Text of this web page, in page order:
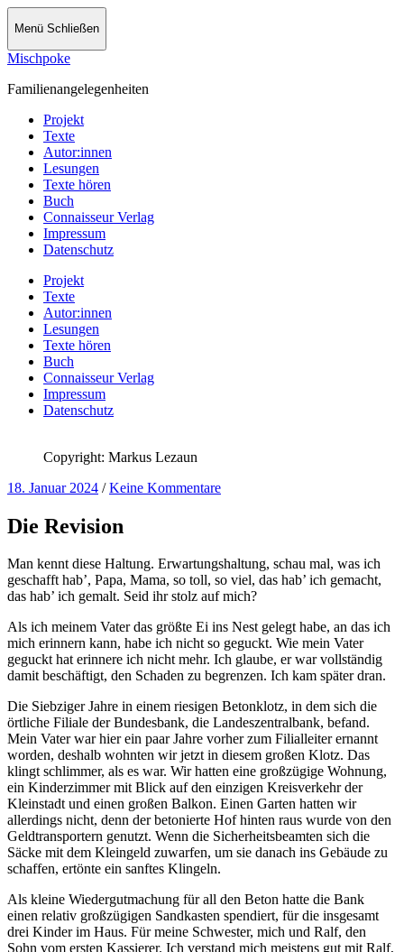
Menü Schließen
Mischpoke
Familienangelegenheiten
Projekt
Texte
Autor:innen
Lesungen
Texte hören
Buch
Connaisseur Verlag
Impressum
Datenschutz
Projekt
Texte
Autor:innen
Lesungen
Texte hören
Buch
Connaisseur Verlag
Impressum
Datenschutz
Copyright: Markus Lezaun
18. Januar 2024 / Keine Kommentare
Die Revision
Man kennt diese Haltung. Erwartungshaltung, schau mal, was ich
geschafft hab’, Papa, Mama, so toll, so viel, das hab’ ich gemacht,
das hab’ ich gemalt. Seid ihr stolz auf mich?
Als ich meinem Vater das größte Ei ins Nest gelegt habe, an das ich
mich erinnern kann, habe ich nicht so geguckt. Wie mein Vater
geguckt hat erinnere ich nicht mehr. Ich glaube, er war vollständig
damit beschäftigt, den Schaden zu begrenzen. Ich kam später dran.
Die Siebziger Jahre in einem riesigen Betonklotz, in dem sich die
örtliche Filiale der Bundesbank, die Landeszentralbank, befand.
Mein Vater war hier ein paar Jahre vorher zum Filialleiter ernannt
worden, deshalb wohnten wir jetzt in diesem großen Klotz. Das
klingt schlimmer, als es war. Wir hatten eine großzügige Wohnung,
ein Kinderzimmer mit Blick auf den einzigen Kreisverkehr der
Kleinstadt und einen großen Balkon. Einen Garten hatten wir
allerdings nicht, denn der betonierte Hof hinten raus wurde von den
Geldtransportern genutzt. Wenn die Sicherheitsbeamten sich die
Säcke mit dem Kleingeld zuwarfen, um sie danach ins Gebäude zu
schaffen, ertönte ein sanftes Klingeln.
Als kleine Wiedergutmachung für all den Beton hatte die Bank
einen relativ großzügigen Sandkasten spendiert, für die insgesamt
drei Kinder im Haus. Für meine Schwester, mich und Ralf, den
Sohn vom ersten Kassierer. Ich verstand mich meistens gut mit Ralf,